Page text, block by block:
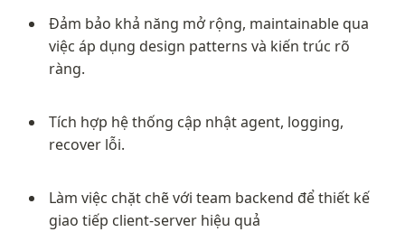
Đảm bảo khả năng mở rộng, maintainable qua
việc áp dụng design patterns và kiến trúc rõ
ràng.
Tích hợp hệ thống cập nhật agent, logging,
recover lỗi.
Làm việc chặt chẽ với team backend để thiết kế
giao tiếp client-server hiệu quả